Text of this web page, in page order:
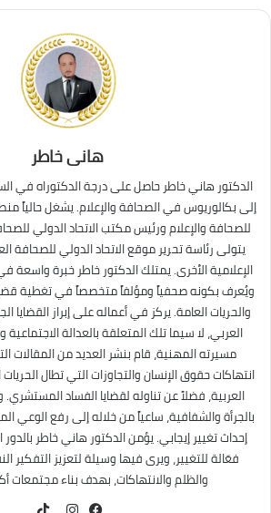
هانى خاطر
الدكتور هاني خاطر حاصل على درجة الدكتوراه في
إلى بكالوريوس في الصحافة والإعلام. يشغل حالياً
للصحافة والإعلام ورئيس مكتب الاتحاد الدولي
يتولى رئاسة تحرير موقع الاتحاد الدولي للصحافة
الإعلامية الأخرى. يمتلك الدكتور خاطر خبرة واسعة
ويُعرف بكونه صحفياً ومؤلفاً متخصصاً في تغطية
والحريات العامة. يركز في أعماله على إبراز القضايا
العربي، لا سيما تلك المتعلقة بالعدالة
مسيرته المهنية، قام بنشر العديد من
انتهاكات حقوق الإنسان والتجاوزات التي تطال
العربية، فضلاً عن تناوله لقضايا الفساد
بالجرأة والشفافية، ساعياً من خلاله إلى رفع
إحداث تغيير إيجابي. يؤمن الدكتور هاني خاطر
فعّالة للتغيير، ويرى فيها وسيلة لتعزيز التفكير
والظلم والانتهاكات، بهدف بناء مجتمعات